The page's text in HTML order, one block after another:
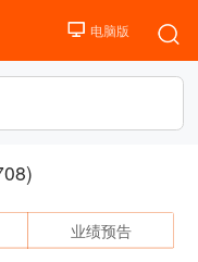
业绩预告